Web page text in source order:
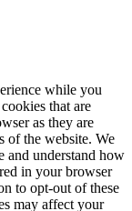
while you
that are
as they are
of the website. We
and understand how
in your browser
to opt-out of these
may affect your